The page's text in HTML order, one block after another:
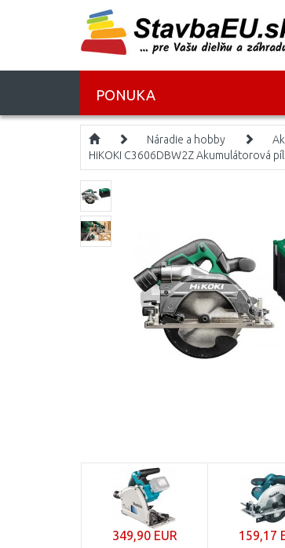
PONUKA
Náradie a hobby
HiKOKI C3606DBW2Z Akumulátorová
349,90 EUR 159,17